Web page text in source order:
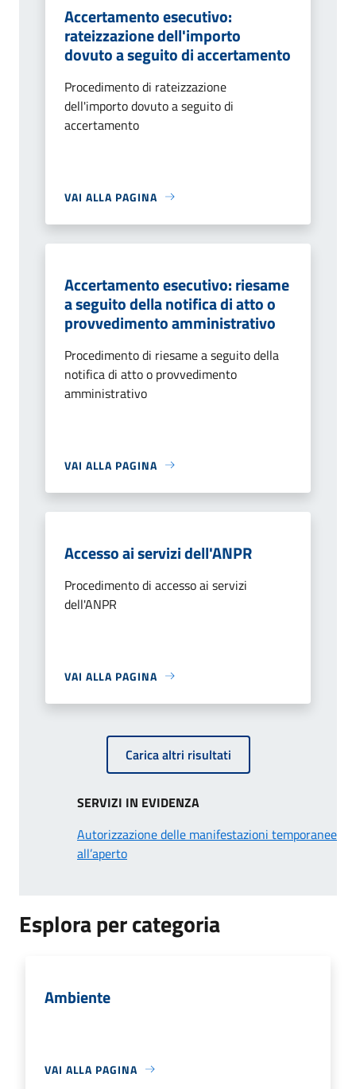
Accertamento esecutivo:
rateizzazione dell'importo
dovuto a seguito di accertamento
Procedimento di rateizzazione
dell'importo dovuto a seguito di
accertamento
VAI ALLA PAGINA
Accertamento esecutivo: riesame
a seguito della notifica di atto o
provvedimento amministrativo
Procedimento di riesame a seguito della
notifica di atto o provvedimento
amministrativo
VAI ALLA PAGINA
Accesso ai servizi dell'ANPR
Procedimento di accesso ai servizi
dell'ANPR
VAI ALLA PAGINA
Carica altri risultati
SERVIZI IN EVIDENZA
Autorizzazione delle manifestazioni temporanee
all’aperto
Esplora per categoria
Ambiente
VAI ALLA PAGINA